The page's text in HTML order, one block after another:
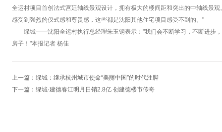
全运村项目首创法式宫廷轴线景观设计，拥有极大的楼间距和突出的中轴线景
感受到强烈的仪式感和尊贵感，这些都是沈阳其他住宅项目感受不到的。"
绿城——沈阳全运村执行总经理朱玉钢表示："我们会不断学习，不断进步
房子！"本报记者 杨佳
上一篇： 绿城：继承杭州城市使命“美丽中国”的时代注脚
下一篇： 绿城·建德春江明月日销2.8亿 创建德楼市传奇